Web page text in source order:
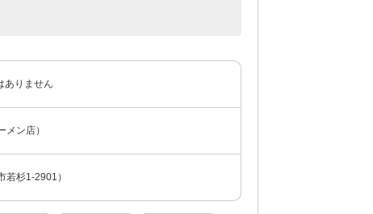
ありません
ン店）
杉1-2901）